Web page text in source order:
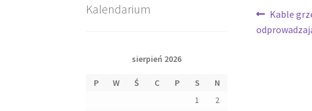
wpisu
wpis:
Kable
Kalendarium
sierpień 2026
P W Ś C P S
N
1
2